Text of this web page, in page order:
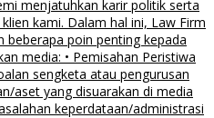
menjatuhkan karir politik serta
kami. Dalam hal ini, Law Firm
beberapa poin penting kepada
media: • Pemisahan Peristiwa
sengketa atau pengurusan
aset yang disuarakan di media
keperdataan/administrasi